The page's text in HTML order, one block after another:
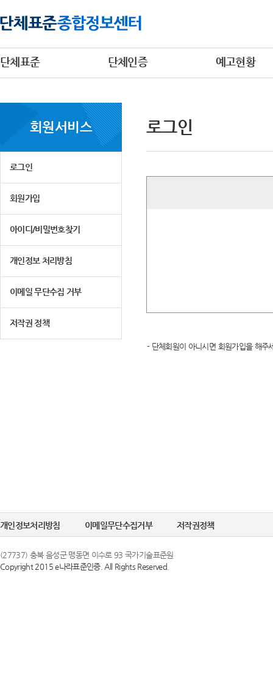
단체표준 단체인증 예고현황
회원서비스
로그인
회원가입
아이디/비밀번호찾기
개인정보 처리방침
이메일 무단수집 거부
저작권 정책
로그인
- 단체회원이 아니시면 회원가입을 해주
개인정보처리방침 이메일무단수집거부 저작권정책
(27737) 충북 음성군 맹동면 이수로 93 국가기술표준원
Copyright 2015 e나라표준인증. All Rights Reserved.